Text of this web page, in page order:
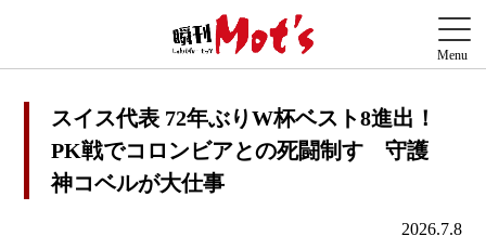
スイス代表 72年ぶりW杯ベスト8進出！
PK戦でコロンビアとの死闘制す 守護
神コベルが大仕事
2026.7.8